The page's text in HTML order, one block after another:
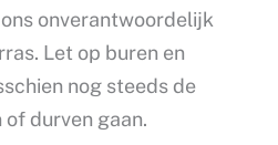
onverantwoordelijk
Let op buren en
nog steeds de
durven gaan.